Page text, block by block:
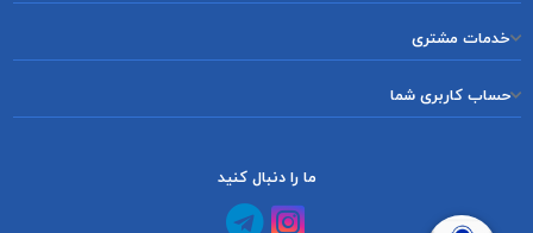
خدمات مشتری
حساب کاربری شما
ما را دنبال کنید